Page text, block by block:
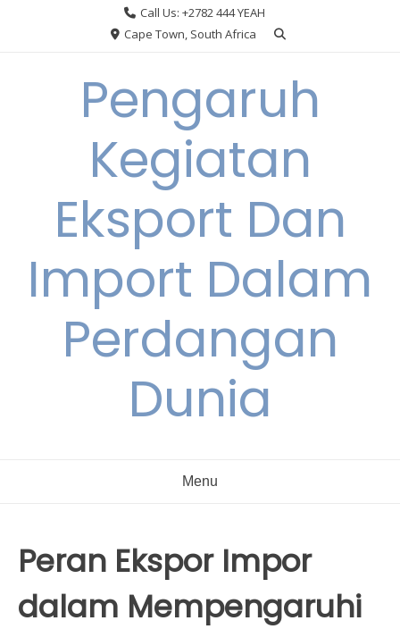
Call Us: +2782 444 YEAH
Cape Town, South Africa
Pengaruh
Kegiatan
Eksport Dan
Import Dalam
Perdangan
Dunia
Menu
Peran Ekspor Impor
dalam Mempengaruhi